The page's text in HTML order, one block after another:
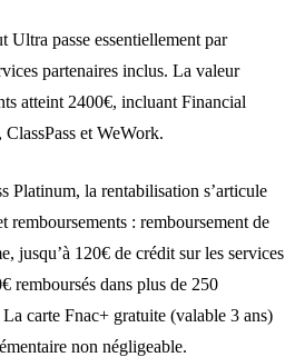
passe essentiellement par
partenaires inclus. La valeur
atteint 2400€, incluant Financial
et WeWork.
Platinum, la rentabilisation s’articule
remboursements : remboursement de
jusqu’à 120€ de crédit sur les services
remboursés dans plus de 250
carte Fnac+ gratuite (valable 3 ans)
non négligeable.